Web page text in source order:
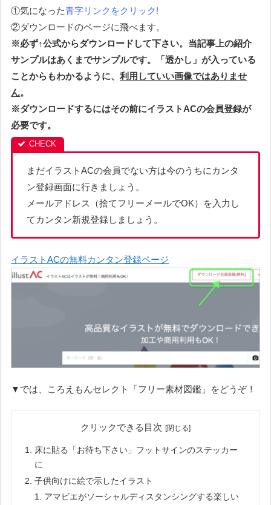
①気になった青字リンクをクリック!
②ダウンロードのページに飛べます。
※必ず↑公式からダウンロードして下さい。当記事上の紹介
サンプルはあくまでサンプルです。「透かし」が入っている
ことからもわかるように、利用していい画像ではありませ
ん。
※ダウンロードするにはその前にイラストACの会員登録が
必要です。
まだイラストACの会員でない方は今のうちにカンタ
ン登録画面に行きましょう。
メールアドレス（捨てフリーメールでOK）を入力し
てカンタン新規登録しましょう。
イラストACの無料カンタン登録ページ
▼では、ころえもんセレクト「フリー素材図鑑」をどうぞ！
クリックできる目次
床に貼る「お待ち下さい」フットサインのステッカー
に
子供向けに絵で示したイラスト
アマビエがソーシャルディスタンシングする楽しい